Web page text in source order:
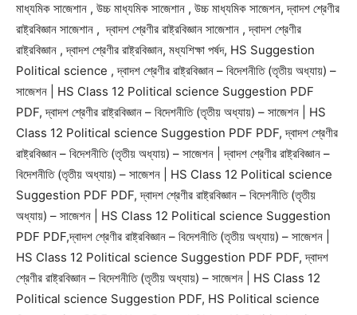
মাধ্যমিক সাজেশান , উচ্চ মাধ্যমিক সাজেশান , উচ্চ মাধ্যমিক সাজেশন, দ্বাদশ শ্রেণীর
রাষ্ট্রবিজ্ঞান সাজেশান , দ্বাদশ শ্রেণীর রাষ্ট্রবিজ্ঞান সাজেশান , দ্বাদশ শ্রেণীর
রাষ্ট্রবিজ্ঞান , দ্বাদশ শ্রেণীর রাষ্ট্রবিজ্ঞান, মধ্যশিক্ষা পর্ষদ, HS Suggestion
Political science , দ্বাদশ শ্রেণীর রাষ্ট্রবিজ্ঞান – বিদেশনীতি (তৃতীয় অধ্যায়) –
সাজেশন | HS Class 12 Political science Suggestion PDF
PDF, দ্বাদশ শ্রেণীর রাষ্ট্রবিজ্ঞান – বিদেশনীতি (তৃতীয় অধ্যায়) – সাজেশন | HS
Class 12 Political science Suggestion PDF PDF, দ্বাদশ শ্রেণীর
রাষ্ট্রবিজ্ঞান – বিদেশনীতি (তৃতীয় অধ্যায়) – সাজেশন | দ্বাদশ শ্রেণীর রাষ্ট্রবিজ্ঞান –
বিদেশনীতি (তৃতীয় অধ্যায়) – সাজেশন | HS Class 12 Political science
Suggestion PDF PDF, দ্বাদশ শ্রেণীর রাষ্ট্রবিজ্ঞান – বিদেশনীতি (তৃতীয়
অধ্যায়) – সাজেশন | HS Class 12 Political science Suggestion
PDF PDF,দ্বাদশ শ্রেণীর রাষ্ট্রবিজ্ঞান – বিদেশনীতি (তৃতীয় অধ্যায়) – সাজেশন |
HS Class 12 Political science Suggestion PDF PDF, দ্বাদশ
শ্রেণীর রাষ্ট্রবিজ্ঞান – বিদেশনীতি (তৃতীয় অধ্যায়) – সাজেশন | HS Class 12
Political science Suggestion PDF, HS Political science